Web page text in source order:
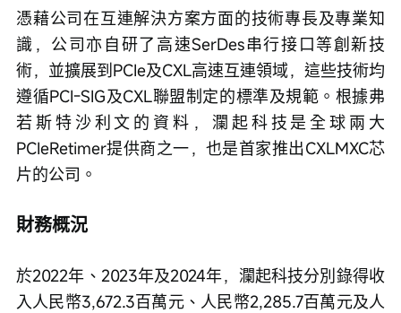
憑藉公司在互連解決方案方面的技術專長及專業知
識，公司亦自研了高速SerDes串行接口等創新技
術，並擴展到PCIe及CXL高速互連領域，這些技術均
遵循PCI-SIG及CXL聯盟制定的標準及規範。根據弗
若斯特沙利文的資料，瀾起科技是全球兩大
PCIeRetimer提供商之一，也是首家推出CXLMXC芯
片的公司。
財務概況
於2022年、2023年及2024年，瀾起科技分別錄得收
入人民幣3,672.3百萬元、人民幣2,285.7百萬元及人